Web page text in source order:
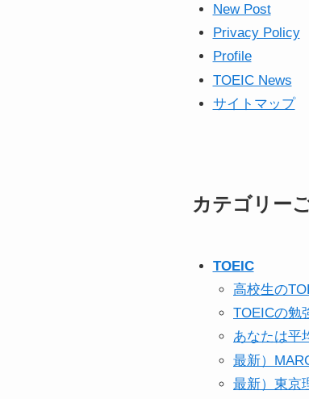
New Post
Privacy Policy
Profile
TOEIC News
サイトマップ
カテゴリー
TOEIC
高校生の
TOEICの勉
あなたは平
最新）
最新）東京